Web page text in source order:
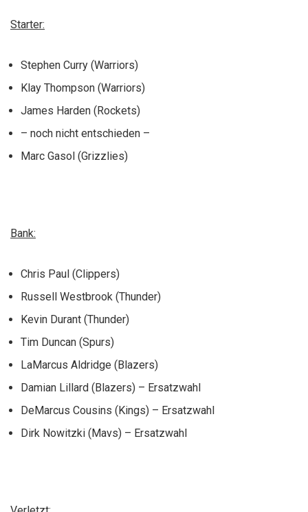
Starter:
Stephen Curry (Warriors)
Klay Thompson (Warriors)
James Harden (Rockets)
– noch nicht entschieden –
Marc Gasol (Grizzlies)
Bank:
Chris Paul (Clippers)
Russell Westbrook (Thunder)
Kevin Durant (Thunder)
Tim Duncan (Spurs)
LaMarcus Aldridge (Blazers)
Damian Lillard (Blazers) – Ersatzwahl
DeMarcus Cousins (Kings) – Ersatzwahl
Dirk Nowitzki (Mavs) – Ersatzwahl